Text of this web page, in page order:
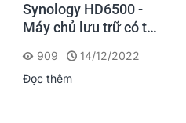
Synology HD6500 -
Máy chủ lưu trữ có thể
thể mở rộng cho các
ứng dụng lên tới vài
909
14/12/2022
Đọc thêm